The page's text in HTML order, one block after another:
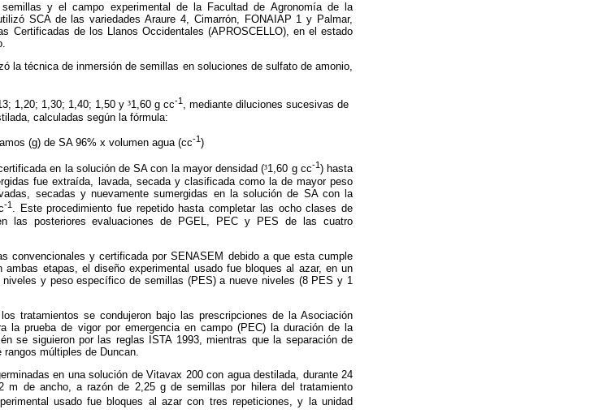
y el campo experimental de la Facultad de Agronomía de la
SCA de las variedades Araure 4, Cimarrón, FONAIAP 1 y Palmar,
Certificadas de los Llanos Occidentales (APROSCELLO), en el estado
la técnica de inmersión de semillas en soluciones de sulfato de amonio,
1,20; 1,30; 1,40; 1,50 y ³1,60 g cc-1 , mediante diluciones sucesivas de
calculadas según la fórmula:
(g) de SA 96% x volumen agua (cc-1 )
en la solución de SA con la mayor densidad (³1,60 g cc-1) hasta
fue extraída, lavada, secada y clasificada como la de mayor peso
secadas y nuevamente sumergidas en la solución de SA con la
-1. Este procedimiento fue repetido hasta completar las ocho clases de
las posteriores evaluaciones de PGEL, PEC y PES de las cuatro
convencionales y certificada por SENASEM debido a que esta cumple
etapas, el diseño experimental usado fue bloques al azar, en un
y peso específico de semillas (PES) a nueve niveles (8 PES y 1
tratamientos se condujeron bajo las prescripciones de la Asociación
la prueba de vigor por emergencia en campo (PEC) la duración de la
se siguieron por las reglas ISTA 1993, mientras que la separación de
múltiples de Duncan.
en una solución de Vitavax 200 con agua destilada, durante 24
de ancho, a razón de 2,25 g de semillas por hilera del tratamiento
usado fue bloques al azar con tres repeticiones, y la unidad